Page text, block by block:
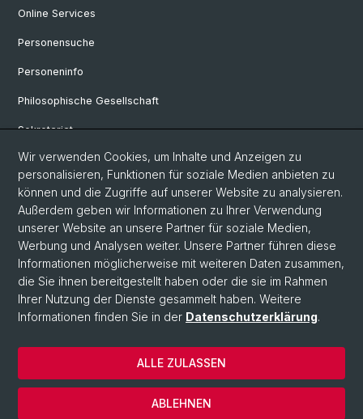
Online Services
Personensuche
Personeninfo
Philosophische Gesellschaft
Sekretariat
Veranstaltungen
Offene Stellen
FAQ
© Universität Basel
Datenschutzerklärung
Philosophisch-Historische Fakultät
Departement Künste, Medien, Philosophie
Wir verwenden Cookies, um Inhalte und Anzeigen zu
personalisieren, Funktionen für soziale Medien anbieten zu
können und die Zugriffe auf unserer Website zu analysieren.
Außerdem geben wir Informationen zu Ihrer Verwendung
unserer Website an unsere Partner für soziale Medien,
Werbung und Analysen weiter. Unsere Partner führen diese
Informationen möglicherweise mit weiteren Daten zusammen,
die Sie ihnen bereitgestellt haben oder die sie im Rahmen
Ihrer Nutzung der Dienste gesammelt haben. Weitere
Informationen finden Sie in der Datenschutzerklärung.
ABLEHNEN
ALLE ZULASSEN